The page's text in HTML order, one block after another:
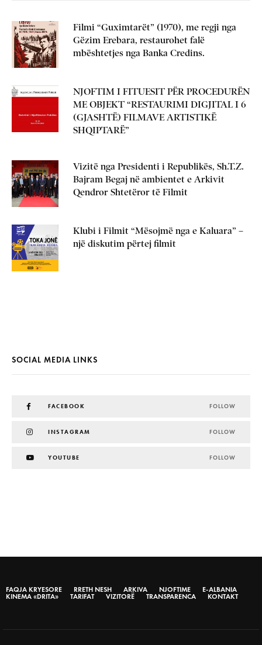
Filmi “Guximtarët” (1970), me regji nga
Gëzim Erebara, restaurohet falë
mbështetjes nga Banka Credins.
NJOFTIM I FITUESIT PËR PROCEDURËN
ME OBJEKT “RESTAURIMI DIGJITAL I 6
(GJASHTË) FILMAVE ARTISTIKË
SHQIPTARË”
Vizitë nga Presidenti i Republikës, Sh.T.Z.
Bajram Begaj në ambientet e Arkivit
Qendror Shtetëror të Filmit
Klubi i Filmit “Mësojmë nga e Kaluara” –
një diskutim përtej filmit
SOCIAL MEDIA LINKS
FACEBOOK FOLLOW
INSTAGRAM FOLLOW
YOUTUBE FOLLOW
FAQJA KRYESORE RRETH NESH ARKIVA NJOFTIME
E-ALBANIA
KINEMA «DRITA»
TARIFAT VIZITORË TRANSPARENCA KONTAKT